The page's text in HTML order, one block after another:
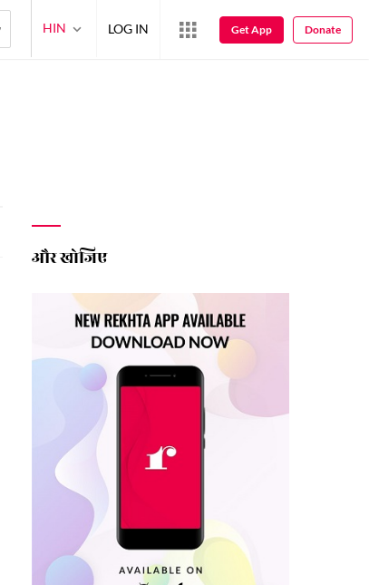
और खोजिए
HIN LOG IN Get App Donate